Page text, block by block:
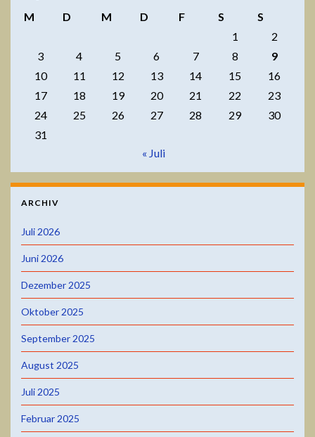
M
D M D F S
S
1
2
3
4 5 6 7 8
9
10
11 12 13 14 15
16
17
18 19 20 21 22
23
24
25 26 27 28 29
30
31
« Juli
ARCHIV
Juli 2026
Juni 2026
Dezember 2025
Oktober 2025
September 2025
August 2025
Juli 2025
Februar 2025